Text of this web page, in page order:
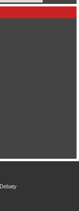
Debaty